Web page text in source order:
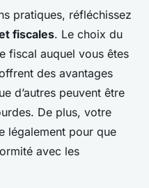
pratiques, réfléchissez
fiscales. Le choix du
fiscal auquel vous êtes
des avantages
d’autres peuvent être
De plus, votre
légalement pour que
avec les